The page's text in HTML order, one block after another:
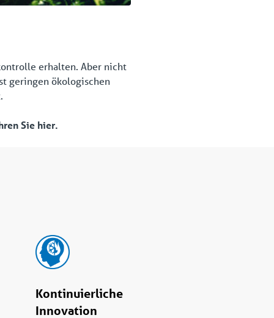
erhalten. Aber nicht
geringen ökologischen
Sie hier.
Kontinuierliche
Innovation